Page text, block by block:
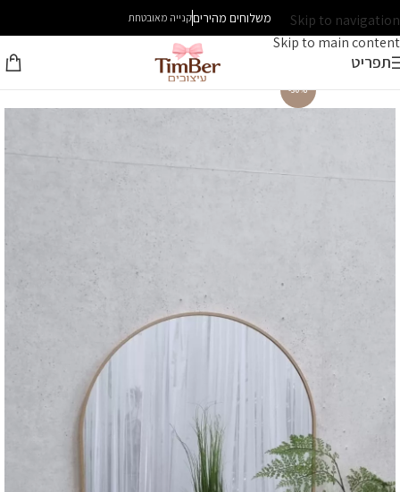
Skip to navigation
Skip to main content
משלוחים מהיריםקנייה מאובטחת
תפריט
-30%